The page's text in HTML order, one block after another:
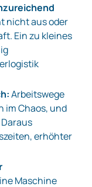
nicht aus oder
Ein zu kleines
Arbeitswege
im Chaos, und
erhöhter
Maschine